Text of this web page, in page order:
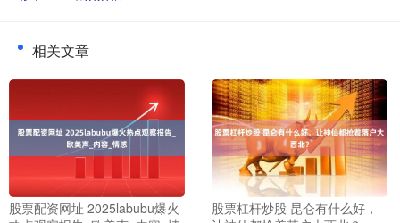
相关文章
股票配资网址 2025labubu爆火
股票杠杆炒股 昆仑有什么好，